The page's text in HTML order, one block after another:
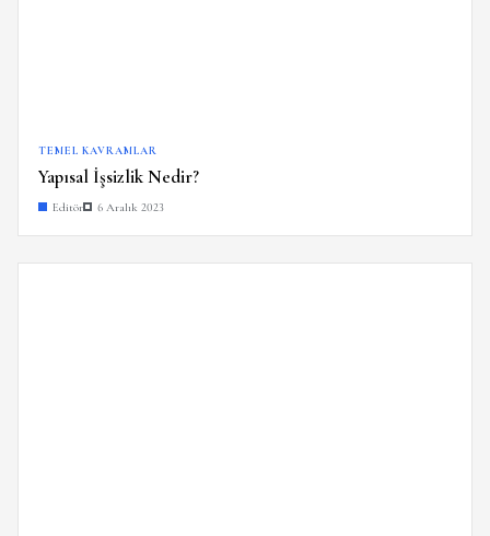
TEMEL KAVRAMLAR
Yapısal İşsizlik Nedir?
Editör 6 Aralık 2023